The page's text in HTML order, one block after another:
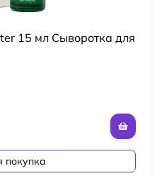
15 мл Сыворотка для
покупка